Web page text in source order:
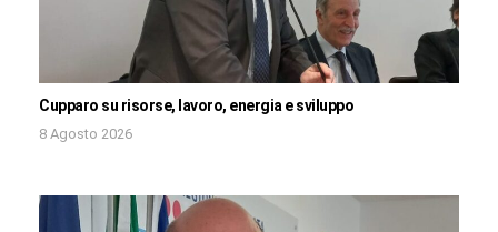
Cupparo su risorse, lavoro, energia e sviluppo
8 Agosto 2026